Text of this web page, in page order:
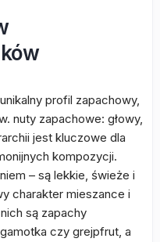
profil zapachowy,
nuty zapachowe: głowy,
jest kluczowe dla
kompozycji.
– są lekkie, świeże i
charakter mieszance i
są zapachy
czy grejpfrut, a